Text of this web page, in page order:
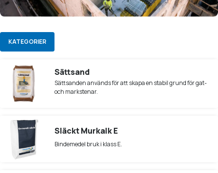
KATEGORIER
Sättsand
Sättsanden används för att skapa en stabil grund för gat-
och markstenar.
Släckt Murkalk E
Bindemedel bruk i klass E.